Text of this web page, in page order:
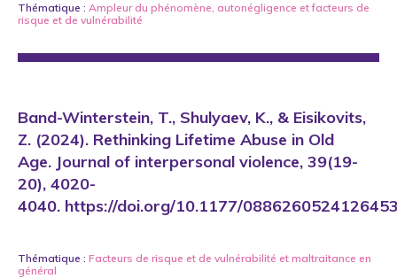
Thématique : Ampleur du phénomène, autonégligence etfacteurs de
risque et de vulnérabilité
Band-Winterstein, T., Shulyaev, K., & Eisikovits,
Z. (2024). Rethinking Lifetime Abuse in Old
Age. Journal of interpersonal violence, 39(19-
20), 4020-
4040. https://doi.org/10.1177/
Thématique : Facteurs de risque et de vulnérabilité et maltraitance en
général